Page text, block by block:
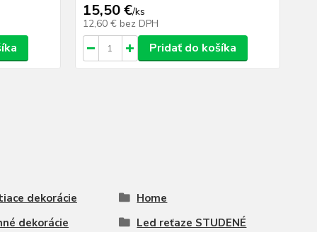
15,50 €/ks
12,60 € bez DPH
Pridať do košíka
dekorácie
Home
dekorácie
Led reťaze STUDENÉ